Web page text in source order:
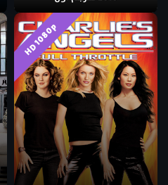
HD 1080p